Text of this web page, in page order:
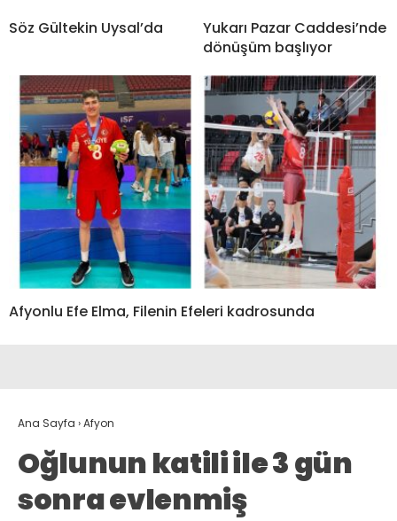
Söz Gültekin Uysal’da
Yukarı Pazar Caddesi’nde
dönüşüm başlıyor
Afyonlu Efe Elma, Filenin Efeleri kadrosunda
Ana Sayfa ›Afyon
Oğlunun katili ile 3 gün
sonra evlenmiş